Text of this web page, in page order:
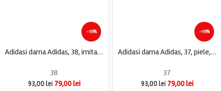
-15%
Adidasi dama Adidas, 38, imitatie de piele, material textil, alb
38
93,00lei 79,00lei
-15%
Adidasi dama Adidas, 37, piele, gri
37
93,00lei 79,00lei